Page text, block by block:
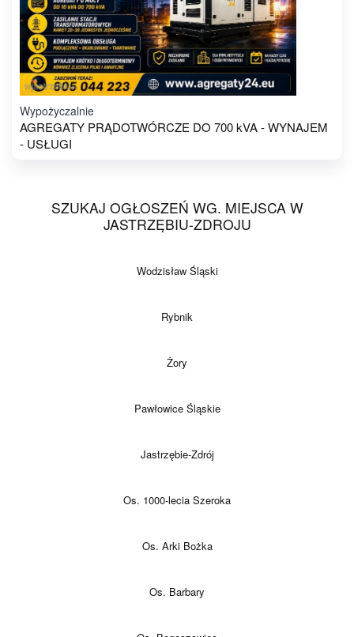
Wypożyczalnie
AGREGATY PRĄDOTWÓRCZE DO 700 kVA - WYNAJEM
- USŁUGI
SZUKAJ OGŁOSZEŃ WG. MIEJSCA W
JASTRZĘBIU-ZDROJU
Wodzisław Śląski
Rybnik
Żory
Pawłowice Śląskie
Jastrzębie-Zdrój
Os. 1000-lecia Szeroka
Os. Arki Bożka
Os. Barbary